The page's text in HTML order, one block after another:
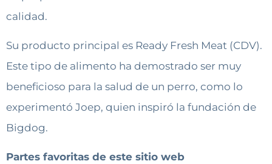
calidad.
Su producto principal es Ready Fresh Meat (CDV).
Este tipo de alimento ha demostrado ser muy
beneficioso para la salud de un perro, como lo
experimentó Joep, quien inspiró la fundación de
Bigdog.
Partes favoritas de este sitio web